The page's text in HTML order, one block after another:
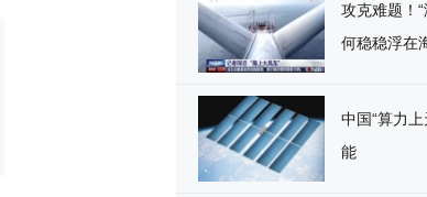
攻克难题！
何稳稳浮在
中国“算力
能